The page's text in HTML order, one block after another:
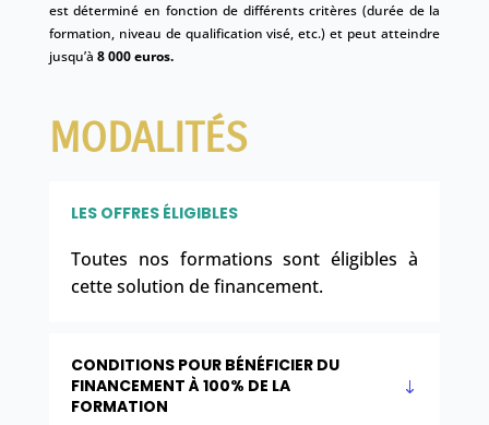
est déterminé en fonction de différents critères (durée de la
formation, niveau de qualification visé, etc.) et peut atteindre
jusqu’à 8 000 euros.
MODALITÉS
LES OFFRES ÉLIGIBLES
Toutes nos formations sont éligibles à
cette solution de financement.
CONDITIONS POUR BÉNÉFICIER DU
FINANCEMENT À 100% DE LA
FORMATION